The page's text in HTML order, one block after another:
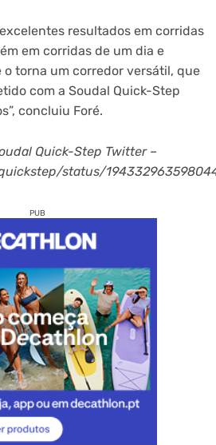
resultados em corridas
em corridas de um dia e
torna um corredor versátil, que
com a Soudal Quick-Step
concluiu Foré.
Quick-Step Twitter –
status/
PUB